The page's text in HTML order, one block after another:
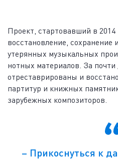
Проект, стартовавший в 2014
восстановление, сохранение
утерянных музыкальных
нотных материалов. За
отреставрированы и
партитур и книжных
зарубежных композиторов.
– Прикоснуться к